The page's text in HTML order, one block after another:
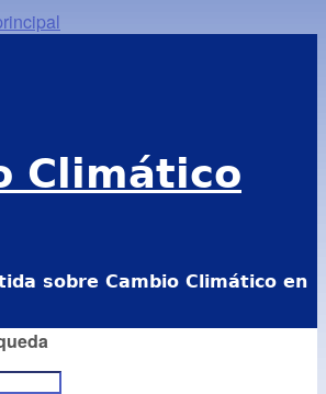
Climático
sobre Cambio Climático en